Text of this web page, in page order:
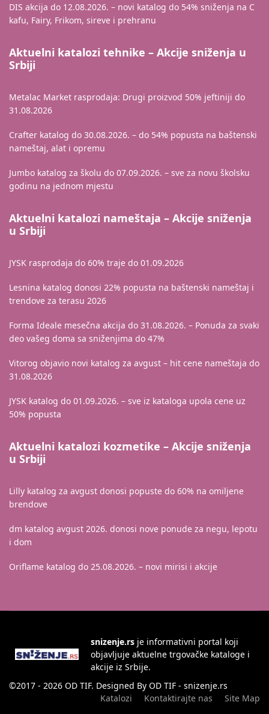
DIS akcija do 12.08.2026. – novi katalog do 54% sniženja na C
kafu, Fairy, Frikom, sireve i prehranu
Aktuelni katalozi tehnike – Akcije sniženja u
Srbiji
Metalac Market rasprodaja: Drugi proizvod 50% jeftiniji do
31.08.2026
Crafter katalog do 30.08.2026. – do 54% popusta na baštenski
nameštaj, alat i opremu
Jumbo katalog za školu do 07.09.2026. – sve za novu školsku
godinu na jednom mjestu
Aktuelni katalozi nameštaja – Akcije sniženja
u Srbiji
JYSK rasprodaja do 60% traje do 01.09.2026
Lesnina katalog donosi 22% popusta na baštenski nameštaj i
trendove za terasu 2026
Forma Ideale mesečna akcija do 31.08.2026. – Ponuda za svaki
deo vašeg doma sa sniženjima do 47%
Vitorog objavio novi katalog za avgust – hit cene nameštaja do
31.08.2026
JYSK katalog do 01.09.2026. – sve iz kataloga upola cene uz
50% popusta
Aktuelni katalozi kozmetike – Akcije sniženja
u Srbiji
Lilly katalog za avgust donosi popuste do 60% na omiljene
brendove
dm katalog avgust 2026. donosi nove ponude za negu, lepotu
i dom
Oriflame katalog do 25.08.2026. – novi mirisi i akcije
snizenje.rs je informativni portal koji
objavljuje aktuelne trgovačke kataloge i
akcije iz Srbije.
©2017 - 2026 OD TIF. Designed By OD TIF - snizenje.rs
Katalozi
Kontaktirajte nas Site Map